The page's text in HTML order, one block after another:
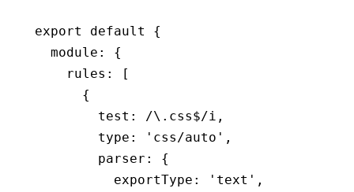
export default
{
  module
:
{
    rules
:
[
      {
        test
: /\.css$/i ,
        type
: 'css/auto' ,
        parser
:
{
          exportType
: 'text' ,